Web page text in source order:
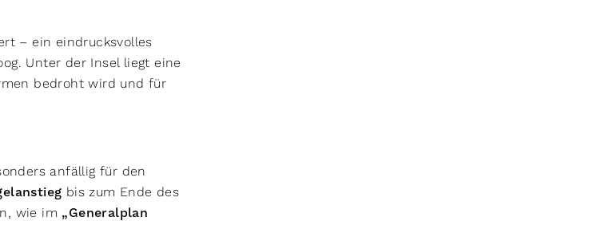
– ein eindrucksvolles
Unter der Insel liegt eine
bedroht wird und für
anfällig für den
bis zum Ende des
wie im „Generalplan